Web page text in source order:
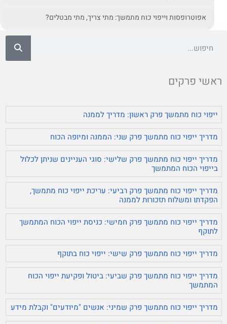
ראשי פרקים
ייפוי כוח מתמשך פרק ראשון: מדריך לממנה
מדריך ייפוי כוח מתמשך פרק שני: הממנה ומיופה הכוח
מדריך ייפוי כוח מתמשך פרק שלישי: סוגי העניינים שניתן לכלול
בייפוי הכוח המתמשך
מדריך ייפוי כוח מתמשך פרק רביעי: עריכת ייפוי כוח מתמשך,
הפקדתו ומשלוח תזכורות לממנה
מדריך ייפוי כוח מתמשך פרק חמישי: כניסת ייפוי הכוח המתמשך
לתוקף
מדריך ייפוי כוח מתמשך פרק שישי: ייפוי כוח בתוקף
מדריך ייפוי כוח מתמשך פרק שביעי: ביטול ופקיעת ייפוי הכוח
המתמשך
מדריך ייפוי כוח מתמשך פרק שמיני: אנשים "מיודעים" וקבלת מידע
אפוטרופסות וייפוי כוח מתמשך: מתי צריך, מתי מבטלים?